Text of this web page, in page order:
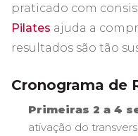
praticado com
Pilates ajuda a
resultados são tão
Cronograma de
Primeiras 2 a 4
ativação do